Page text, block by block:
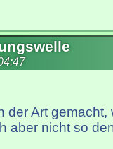
der Art gemacht,
aber nicht so